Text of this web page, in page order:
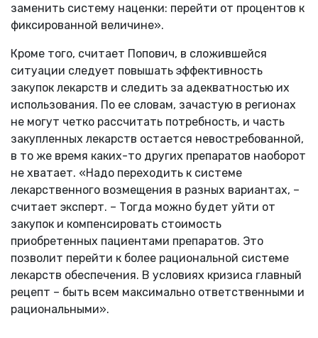
заменить систему наценки: перейти от процентов к
фиксированной величине».
Кроме того, считает Попович, в сложившейся
ситуации следует повышать эффективность
закупок лекарств и следить за адекватностью их
использования. По ее словам, зачастую в регионах
не могут четко рассчитать потребность, и часть
закупленных лекарств остается невостребованной,
в то же время каких-то других препаратов наоборот
не хватает. «Надо переходить к системе
лекарственного возмещения в разных вариантах, –
считает эксперт. – Тогда можно будет уйти от
закупок и компенсировать стоимость
приобретенных пациентами препаратов. Это
позволит перейти к более рациональной системе
лекарств обеспечения. В условиях кризиса главный
рецепт – быть всем максимально ответственными и
рациональными».